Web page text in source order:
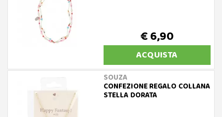
€ 6,90
ACQUISTA
SOUZA
CONFEZIONE REGALO COLLANA
STELLA DORATA